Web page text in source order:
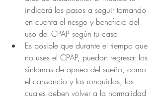
indicará los pasos a seguir tomando
en cuenta el riesgo y beneficio del
uso del CPAP según tu caso.
Es posible que durante el tiempo que
no uses el CPAP, puedan regresar los
síntomas de apnea del sueño, como
el cansancio y los ronquidos, los
cuales deben volver a la normalidad